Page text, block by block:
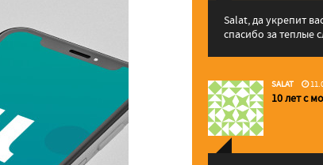
Salat, да укрепит
спасибо за теплые
SALAT
10 лет с